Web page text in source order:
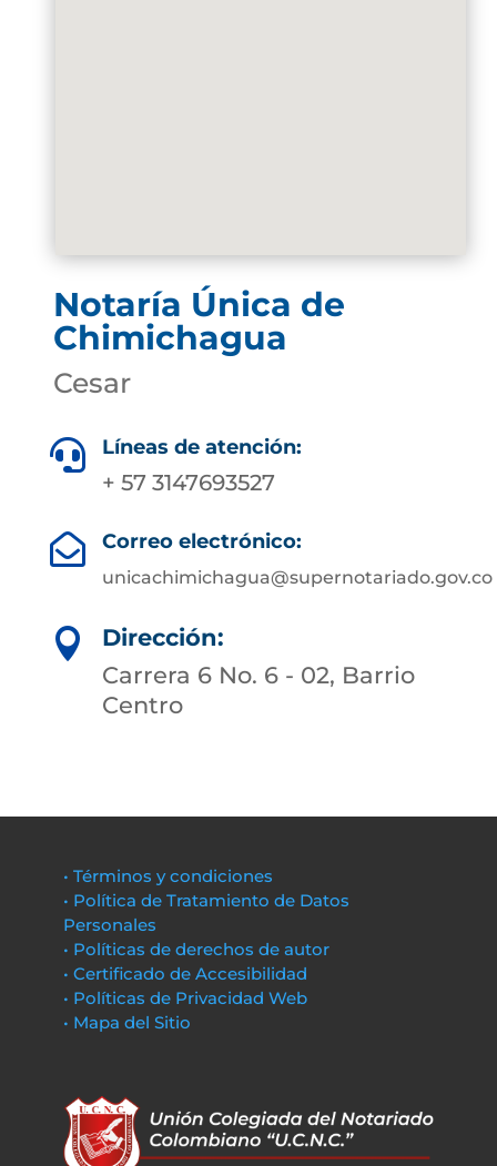
Notaría Única de
Chimichagua
Cesar
 Líneas de atención:
+ 57 3147693527
 Correo electrónico:
unicachimichagua@supernotariado.gov.co

Dirección:
Carrera 6 No. 6 - 02, Barrio
Centro
• Términos y condiciones
• Política de Tratamiento de Datos
Personales
• Políticas de derechos de autor
• Certificado de Accesibilidad
• Políticas de Privacidad Web
• Mapa del Sitio